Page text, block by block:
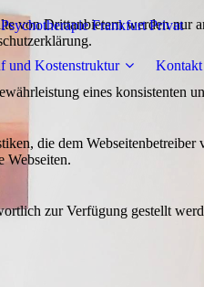
Psychotherapie Frankfurt Privat
und Kostenstruktur Kontakt
von Drittanbietern werden nur
eines konsistenten
die dem
Webseiten.
zur Verfügung gestellt